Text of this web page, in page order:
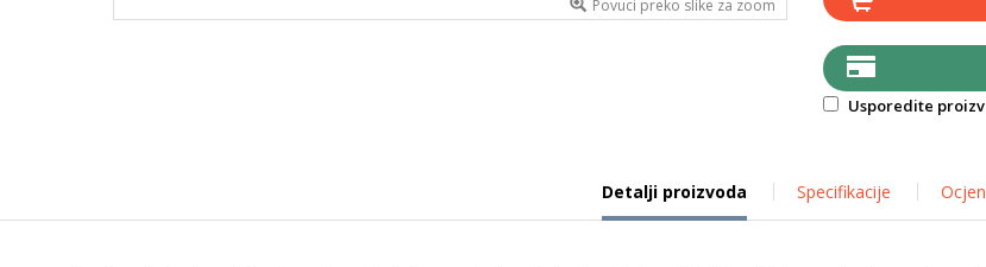
Povuci preko slike za zoom
Usporedite
Detalji proizvoda Specifikacije